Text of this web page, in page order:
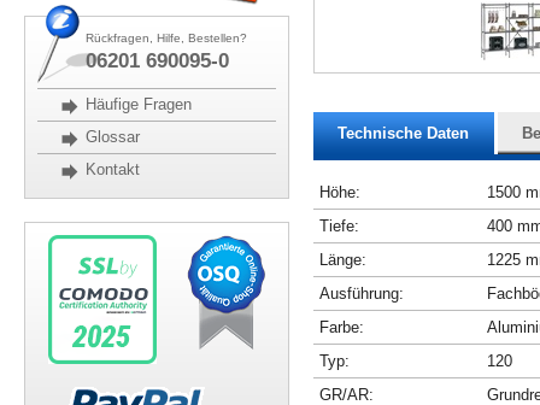
Rückfragen, Hilfe, Bestellen?
06201 690095-0
Häufige Fragen
Glossar
Kontakt
Technische Daten
Höhe:
1500
Tiefe:
400
Länge:
1225
Ausführung:
Farbe:
Typ:
120
GR/AR: